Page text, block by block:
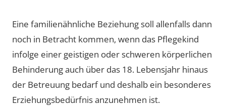
Eine familienähnliche Beziehung soll allenfalls dann
noch in Betracht kommen, wenn das Pflegekind
infolge einer geistigen oder schweren körperlichen
Behinderung auch über das 18. Lebensjahr hinaus
der Betreuung bedarf und deshalb ein besonderes
Erziehungsbedürfnis anzunehmen ist.